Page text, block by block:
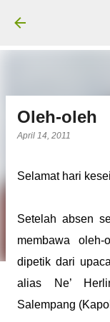
Oleh-oleh
April 14, 2011
Selamat hari
Setelah absen
membawa
dipetik dari
alias Ne’
Salempang